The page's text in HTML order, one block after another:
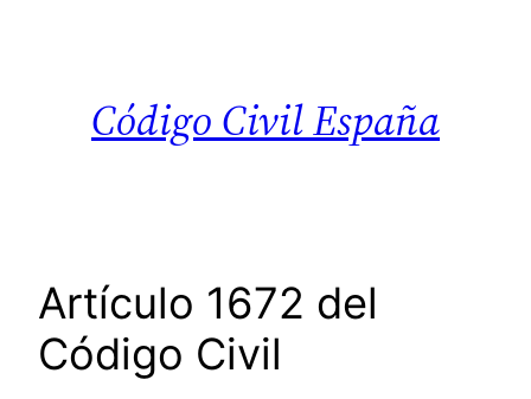
Código Civil España
Artículo 1672 del
Código Civil